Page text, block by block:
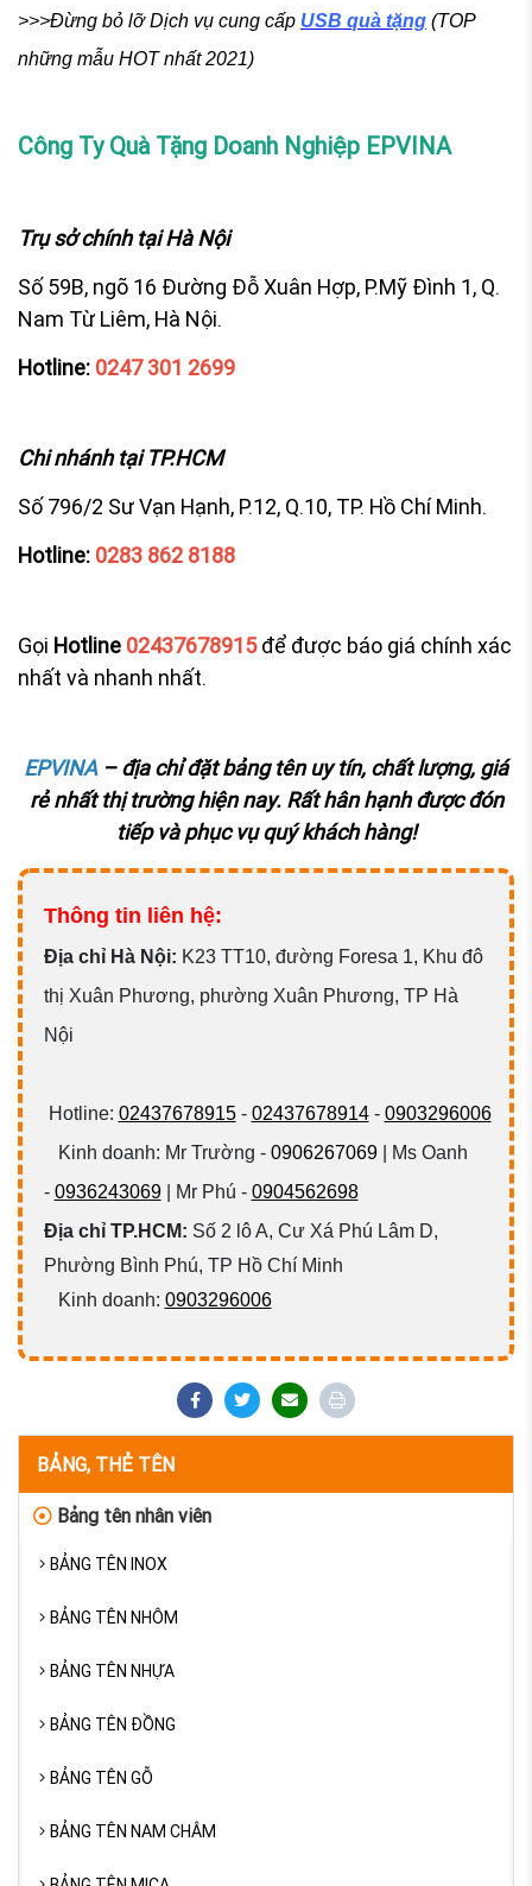
>>>Đừng bỏ lỡ Dịch vụ cung cấp USB quà tặng (TOP
những mẫu HOT nhất 2021)
Công Ty Quà Tặng Doanh Nghiệp EPVINA
Trụ sở chínhtại Hà Nội
Số 59B, ngõ 16 Đường Đỗ Xuân Hợp, P.Mỹ Đình 1, Q.
Nam Từ Liêm, Hà Nội.
Hotline: 0247 301 2699
Chi nhánhtại TP.HCM
Số 796/2 Sư Vạn Hạnh, P.12, Q.10, TP. Hồ Chí Minh.
Hotline: 0283 862 8188
Gọi Hotline 02437678915 để được báo giá chính xác
nhất và nhanh nhất.
EPVINA – địa chỉ đặt bảng tên uy tín, chất lượng, giá
rẻ nhất thị trường hiện nay.Rất hân hạnh đượcđón
tiếp vàphục vụ quý khách hàng!
Thông tin liên hệ:
Địa chỉ Hà Nội: K23 TT10, đường Foresa 1, Khu đô
thị Xuân Phương, phường Xuân Phương, TP Hà
Nội
Hotline: 02437678915- 02437678914- 0903296006
Kinh doanh: Mr Trường - 0906267069| Ms Oanh
- 0936243069| Mr Phú - 0904562698
Địa chỉ TP.HCM: Số 2 lô A, Cư Xá Phú Lâm D,
Phường Bình Phú, TP Hồ Chí Minh
Kinh doanh: 0903296006
BẢNG, THẺ TÊN
Bảng tên nhân viên
BẢNG TÊN INOX
BẢNG TÊN NHÔM
BẢNG TÊN NHỰA
BẢNG TÊN ĐỒNG
BẢNG TÊN GỖ
BẢNG TÊN NAM CHÂM